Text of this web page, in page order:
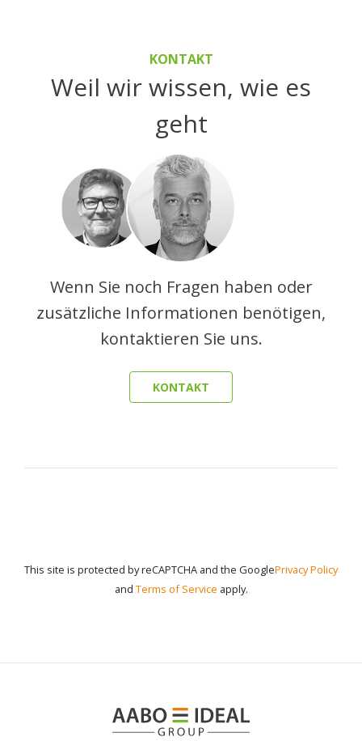
KONTAKT
Weil wir wissen, wie es
geht
Wenn Sie noch Fragen haben oder
zusätzliche Informationen benötigen,
kontaktieren Sie uns.
KONTAKT
This site is protected by reCAPTCHA and the GooglePrivacy Policy
and Terms of Service apply.